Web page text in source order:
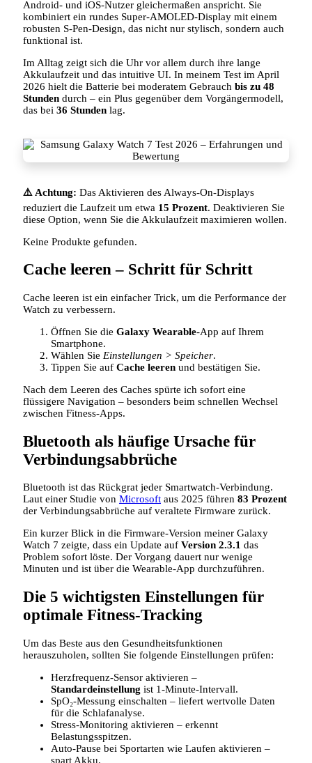
Android‑ und iOS‑Nutzer gleichermaßen anspricht. Sie
kombiniert ein rundes Super‑AMOLED‑Display mit einem
robusten S‑Pen‑Design, das nicht nur stylisch, sondern auch
funktional ist.
Im Alltag zeigt sich die Uhr vor allem durch ihre lange
Akkulaufzeit und das intuitive UI. In meinem Test im April
2026 hielt die Batterie bei moderatem Gebrauch bis zu 48
Stunden durch – ein Plus gegenüber dem Vorgängermodell,
das bei 36 Stunden lag.
⚠️ Achtung: Das Aktivieren des Always‑On‑Displays
reduziert die Laufzeit um etwa 15 Prozent. Deaktivieren Sie
diese Option, wenn Sie die Akkulaufzeit maximieren wollen.
Keine Produkte gefunden.
Cache leeren – Schritt für Schritt
Cache leeren ist ein einfacher Trick, um die Performance der
Watch zu verbessern.
Öffnen Sie die Galaxy Wearable-App auf Ihrem
Smartphone.
Wählen Sie Einstellungen > Speicher.
Tippen Sie auf Cache leeren und bestätigen Sie.
Nach dem Leeren des Caches spürte ich sofort eine
flüssigere Navigation – besonders beim schnellen Wechsel
zwischen Fitness‑Apps.
Bluetooth als häufige Ursache für
Verbindungsabbrüche
Bluetooth ist das Rückgrat jeder Smartwatch‑Verbindung.
Laut einer Studie von Microsoft aus 2025 führen 83 Prozent
der Verbindungsabbrüche auf veraltete Firmware zurück.
Ein kurzer Blick in die Firmware‑Version meiner Galaxy
Watch 7 zeigte, dass ein Update auf Version 2.3.1 das
Problem sofort löste. Der Vorgang dauert nur wenige
Minuten und ist über die Wearable‑App durchzuführen.
Die 5 wichtigsten Einstellungen für
optimale Fitness‑Tracking
Um das Beste aus den Gesundheitsfunktionen
herauszuholen, sollten Sie folgende Einstellungen prüfen:
Herzfrequenz‑Sensor aktivieren –
Standardeinstellung ist 1‑Minute‑Intervall.
SpO₂‑Messung einschalten – liefert wertvolle Daten
für die Schlafanalyse.
Stress‑Monitoring aktivieren – erkennt
Belastungsspitzen.
Auto‑Pause bei Sportarten wie Laufen aktivieren –
spart Akku.